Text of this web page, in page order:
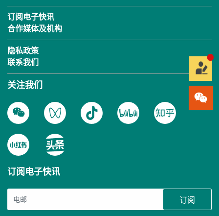
订阅电子快讯
合作媒体及机构
隐私政策
联系我们
关注我们
订阅电子快讯
订阅